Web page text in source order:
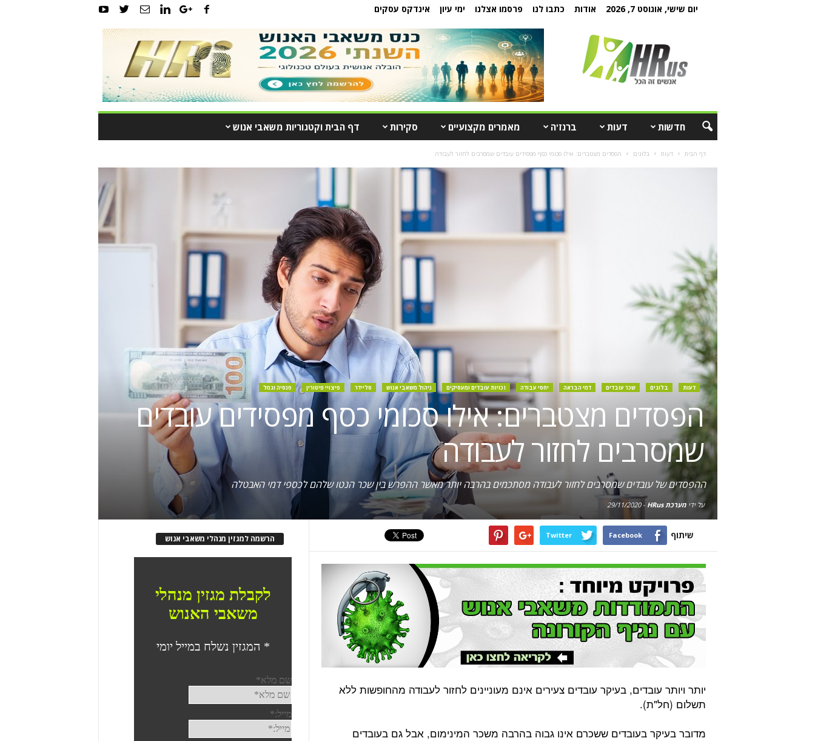
יום שישי, אוגוסט 7, 2026 אודות כתבו לנו פרסמו אצלנו ימי עיון אינדקס עסקים
חדשות דעות ברנז'ה מאמרים מקצועיים סקירות דף הבית וקטגוריות משאבי אנוש
דף הבית דעות בלוגים הפסדים מצטברים: אילו סכומי כסף מפסידים עובדים שמסרבים לחזור לעבודה
דעות בלוגים שכר עובדים דמי הבראה יחסי עבודה זכויות עובדים ומעסיקים ניהול משאבי אנוש סליידר פיצויי פיטורין פנסיה וגמל
הפסדים מצטברים: אילו סכומי כסף מפסידים עובדים
שמסרבים לחזור לעבודה
ההפסדים של עובדים שמסרבים לחזור לעבודה מסתכמים בהרבה יותר מאשר ההפרש בין שכר הנטו שלהם לכספי דמי האבטלה
על ידימערכת HRus -
29/11/2020
שיתוף Facebook
Twitter
יותר ויותר עובדים, בעיקר עובדים צעירים אינם מעוניינים לחזור לעבודה מהחופשות ללא
תשלום (חל"ת).
מדובר בעיקר בעובדים ששכרם אינו גבוה בהרבה משכר המינימום, אבל גם בעובדים
הרשמה למגזין מנהלי משאבי אנוש